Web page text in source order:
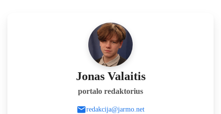
Jonas Valaitis
portalo redaktorius
redakcija@jarmo.net